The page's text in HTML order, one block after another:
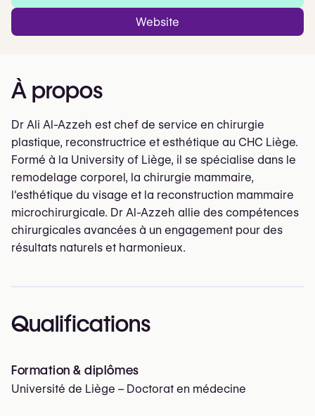
Website
À propos
Dr Ali Al-Azzeh est chef de service en chirurgie
plastique, reconstructrice et esthétique au CHC Liège.
Formé à la University of Liège, il se spécialise dans le
remodelage corporel, la chirurgie mammaire,
l'esthétique du visage et la reconstruction mammaire
microchirurgicale. Dr Al-Azzeh allie des compétences
chirurgicales avancées à un engagement pour des
résultats naturels et harmonieux.
Qualifications
Formation & diplômes
Université de Liège – Doctorat en médecine